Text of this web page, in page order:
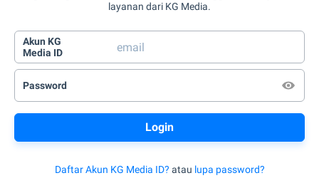
layanan dari KG Media.
Akun KG
Media ID
Password
Daftar Akun KG Media ID? atau lupa password?